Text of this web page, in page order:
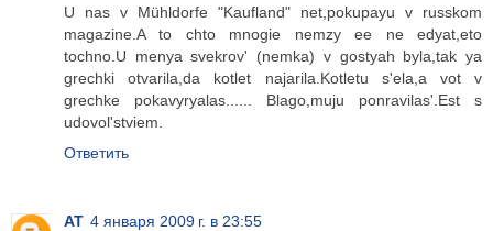
U nas v Mühldorfe "Kaufland" net,pokupayu v russkom
magazine.A to chto mnogie nemzy ee ne edyat,eto
tochno.U menya svekrov' (nemka) v gostyah byla,tak ya
grechki otvarila,da kotlet najarila.Kotletu s'ela,a vot v
grechke pokavyryalas...... Blago,muju ponravilas'.Est s
udovol'stviem.
Ответить
AT 4 января 2009 г. в 23:55